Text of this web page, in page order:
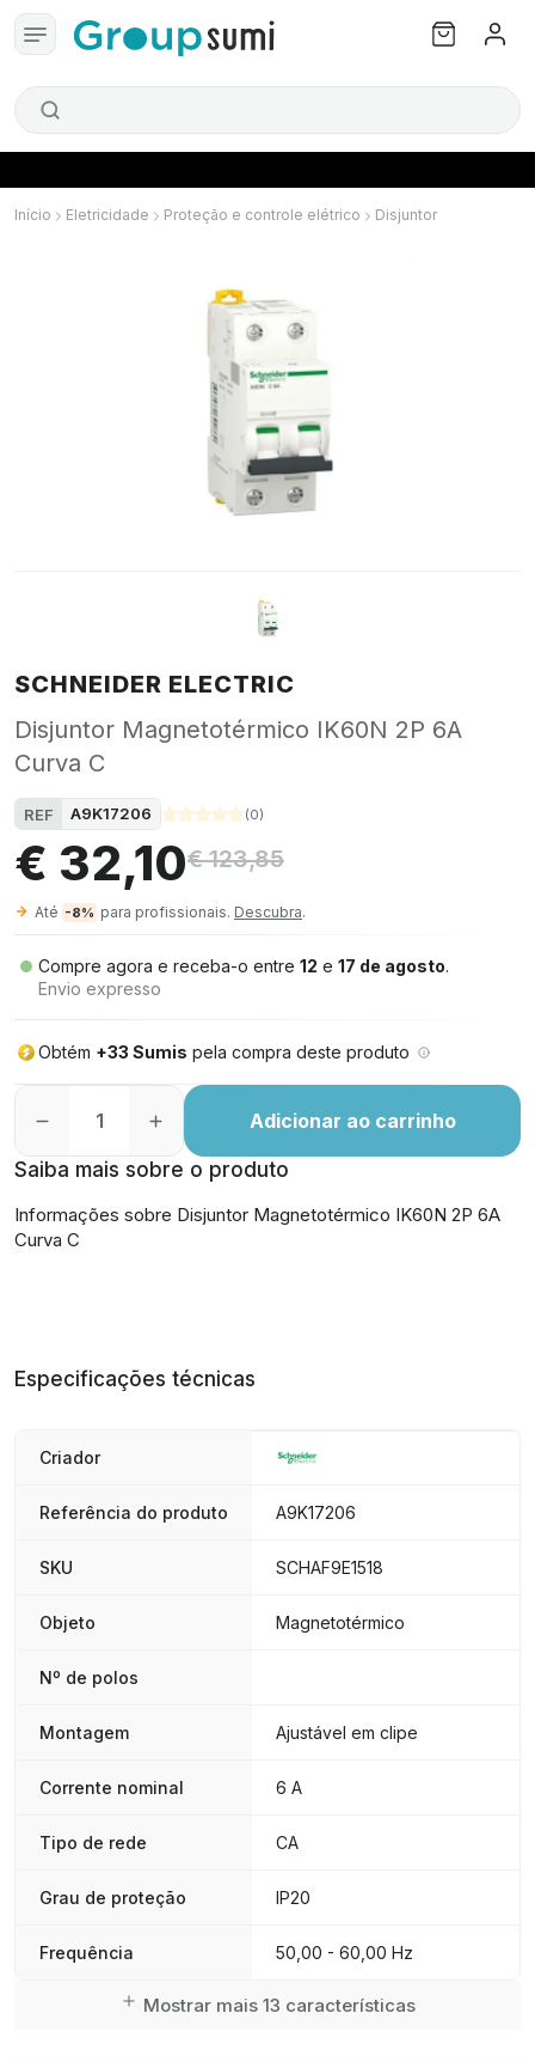
Início Eletricidade Proteção e controle elétrico Disjuntor
SCHNEIDER ELECTRIC
Disjuntor Magnetotérmico IK60N 2P 6A
Curva C
REF A9K17206 (0)
€ 32,10€ 123,85
Até -8% para profissionais. Descubra.
Compre agora e receba-o entre 12 e 17 de agosto.
Envio expresso
Obtém +33 Sumis pela compra deste produto
Adicionar ao carrinho
Saiba mais sobre o produto
Informações sobre Disjuntor Magnetotérmico IK60N 2P 6A
Curva C
Especificações técnicas
Criador
Referência do produto A9K17206
SKU SCHAF9E1518
Objeto Magnetotérmico
Nº de polos
Montagem Ajustável em clipe
Corrente nominal 6 A
Tipo de rede CA
Grau de proteção IP20
Frequência 50,00 - 60,00 Hz
Mostrar mais 13 características